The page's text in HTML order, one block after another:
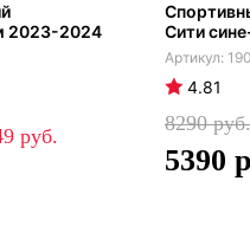
2023-2024
Сити
4.81
8290
5390